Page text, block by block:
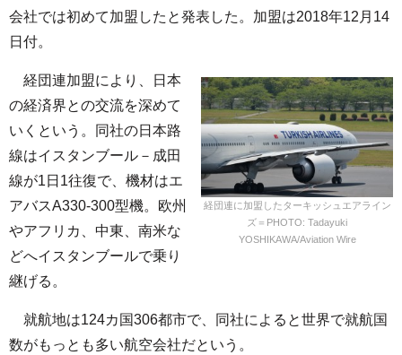
会社では初めて加盟したと発表した。加盟は2018年12月14
日付。
経団連に加盟したターキッシュエアライン
ズ＝PHOTO: Tadayuki
YOSHIKAWA/Aviation Wire
経団連加盟により、日本
の経済界との交流を深めて
いくという。同社の日本路
線はイスタンブール－成田
線が1日1往復で、機材はエ
アバスA330-300型機。欧州
やアフリカ、中東、南米な
どへイスタンブールで乗り
継げる。
就航地は124カ国306都市で、同社によると世界で就航国
数がもっとも多い航空会社だという。